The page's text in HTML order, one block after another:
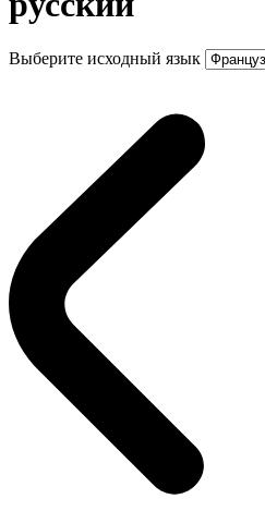
Выберите исходный язык